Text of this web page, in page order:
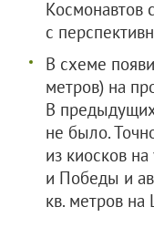
Космонавтов
с
В схеме
метров) на
В
не было.
из киосков
и Победы и
кв. метров